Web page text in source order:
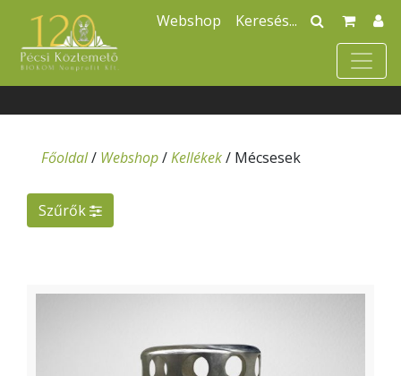
Webshop
Főoldal/ Webshop/Kellékek/ Mécsesek
Szűrők